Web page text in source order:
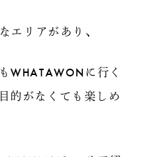
エリアがあり、
WHATAWONに行く
的がなくても楽しめ